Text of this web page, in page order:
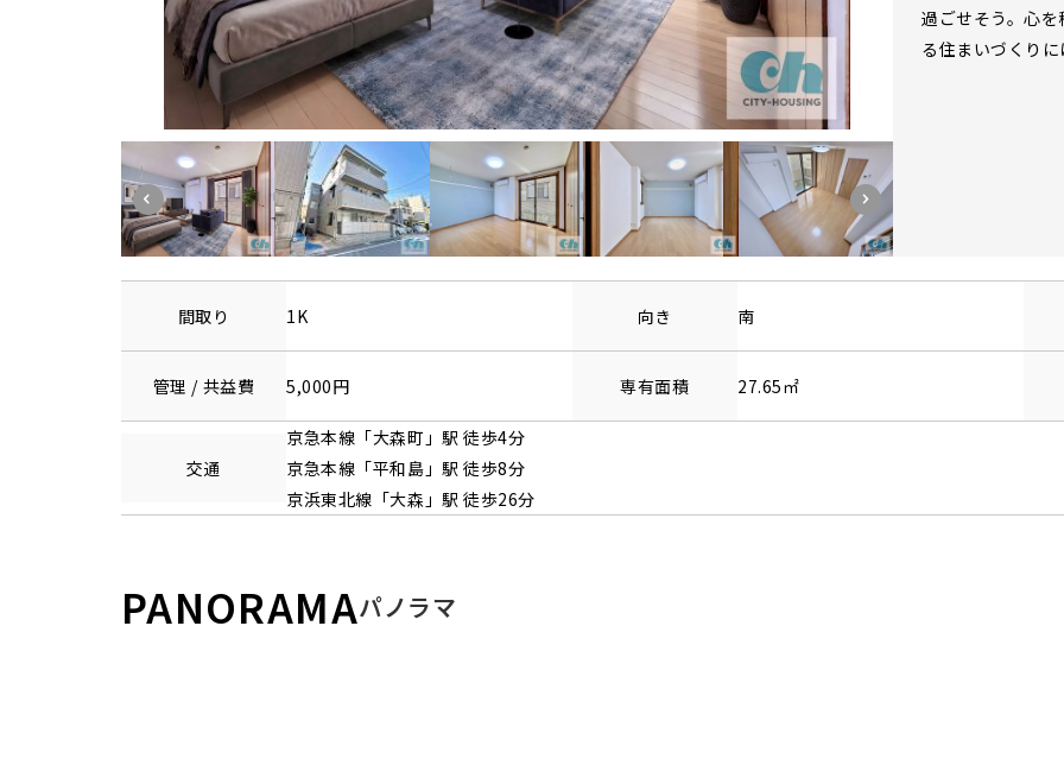
過ごせそう。心
る住まいづくりに
間取り 1K 向き 南
管理 / 共益費 5,000円 専有面積 27.65㎡
交通
京急本線 「大森町 」駅 徒歩4分
京急本線 「平和島 」駅 徒歩8分
京浜東北線 「大森 」駅 徒歩26分
PANORAMAパノラマ